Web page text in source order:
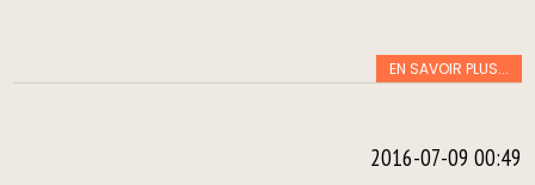
EN SAVOIR PLUS...
2016-07-09 00:49